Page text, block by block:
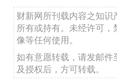
财新网所刊载内容之知
所有或持有。未经许可
像等任何使用。
如有意愿转载，请发邮件
及授权后，方可转载。